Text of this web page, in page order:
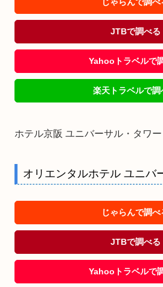
JTBで調べる
Yahooトラベルで
楽天トラベルで調
ホテル京阪 ユニバーサル・タワー
オリエンタルホテル ユニバ
じゃらんで調べ
JTBで調べる
Yahooトラベルで